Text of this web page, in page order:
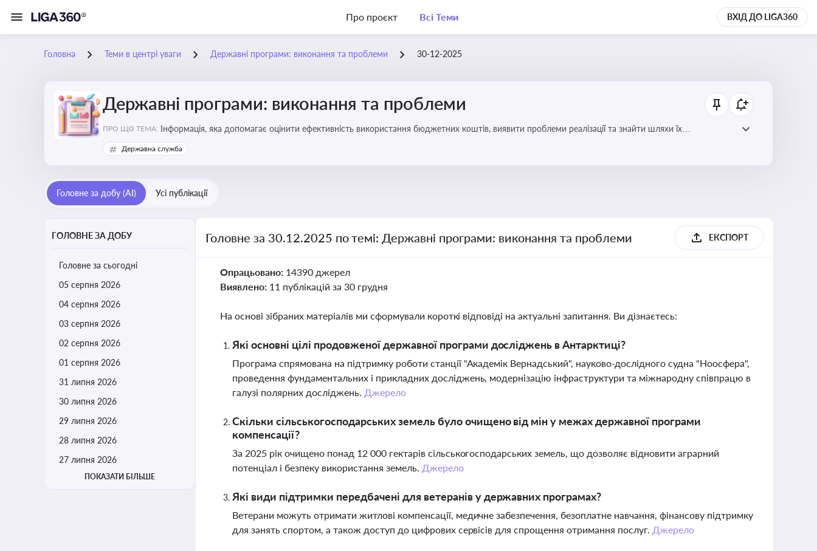
Про проєкт Всі Теми ВХІД ДО LIGA360
Головна Теми в центрі уваги Державні програми: виконання та проблеми 30-12-2025
Державні програми: виконання та проблеми
ПРО ЩО ТЕМА: Інформація, яка допомагає оцінити ефективність використання бюджетних коштів, виявити проблеми реалізації та знайти шляхи їх
удосконалення
Державна служба
Головне за добу (AI) Усі публікації
ГОЛОВНЕ ЗА ДОБУ
Головне за сьогодні
05 серпня 2026
04 серпня 2026
03 серпня 2026
02 серпня 2026
01 серпня 2026
31 липня 2026
30 липня 2026
29 липня 2026
28 липня 2026
27 липня 2026
ПОКАЗАТИ БІЛЬШЕ
Головне за 30.12.2025 по темі: Державні програми: виконання та проблеми ЕКСПОРТ
Опрацьовано: 14390 джерел
Виявлено: 11 публікацій за 30 грудня
На основі зібраних матеріалів ми сформували короткі відповіді на актуальні запитання. Ви дізнаєтесь:
Які основні цілі продовженої державної програми досліджень в Антарктиці?
Програма спрямована на підтримку роботи станції "Академік Вернадський", науково-дослідного судна "Ноосфера",
проведення фундаментальних і прикладних досліджень, модернізацію інфраструктури та міжнародну співпрацю в
галузі полярних досліджень. Джерело
Скільки сільськогосподарських земель було очищено від мін у межах державної програми
компенсації?
За 2025 рік очищено понад 12 000 гектарів сільськогосподарських земель, що дозволяє відновити аграрний
потенціал і безпеку використання земель. Джерело
Які види підтримки передбачені для ветеранів у державних програмах?
Ветерани можуть отримати житлові компенсації, медичне забезпечення, безоплатне навчання, фінансову підтримку
для занять спортом, а також доступ до цифрових сервісів для спрощення отримання послуг. Джерело